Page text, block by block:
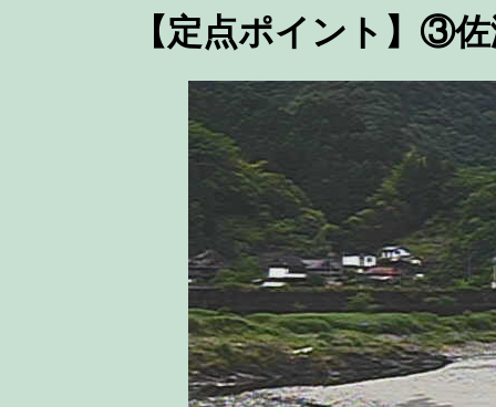
【定点ポイント】③